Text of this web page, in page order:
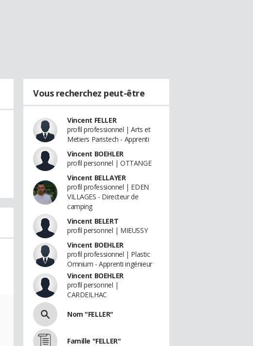
Vous recherchez peut-être
Vincent FELLER
profil professionnel | Arts et
Metiers Paristech - Apprenti
Vincent BOEHLER
profil personnel | OTTANGE
Vincent BELLAYER
profil professionnel | EDEN
VILLAGES - Directeur de
camping
Vincent BELERT
profil personnel | MIEUSSY
Vincent BOEHLER
profil professionnel | Plastic
Omnium - Apprenti ingénieur
Vincent BOEHLER
profil personnel |
CARDEILHAC
Nom "FELLER"
Famille "FELLER"